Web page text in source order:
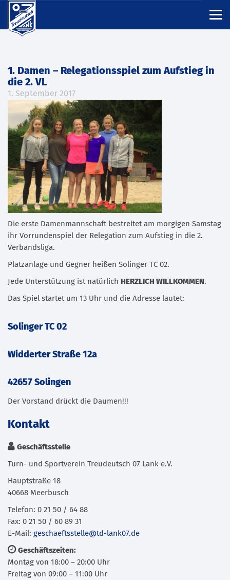
1. Damen – Relegationsspiel zum Aufstieg in
die 2. VL
1. September 2017
Die erste Damenmannschaft bestreitet am morgigen Samstag
ihr Vorrundenspiel der Relegation zum Aufstieg in die 2.
Verbandsliga.
Platzanlage und Gegner heißen Solinger TC 02.
Jede Unterstützung ist natürlich HERZLICH WILLKOMMEN .
Das Spiel startet um 13 Uhr und die Adresse lautet:
Solinger TC 02
Widderter Straße 12a
42657 Solingen
Der Vorstand drückt die Daumen!!!
Kontakt
Geschäftsstelle
Turn- und Sportverein Treudeutsch 07 Lank e.V.
Hauptstraße 18
40668 Meerbusch
Telefon: 0 21 50 / 64 88
Fax: 0 21 50 / 60 89 31
E-Mail: geschaeftsstelle@td-lank07.de
Geschäftszeiten:
Montag von 18:00 – 20:00 Uhr
Freitag von 09:00 – 11:00 Uhr